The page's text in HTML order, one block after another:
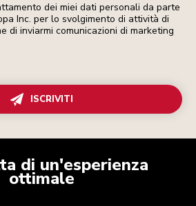
dei miei dati personali da parte
Inc. per lo svolgimento di attività di
di inviarmi comunicazioni di marketing
ISCRIVITI
di un'esperienza
ottimale